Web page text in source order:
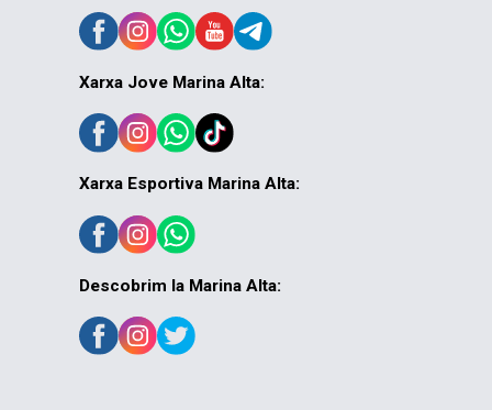
Xarxa Jove Marina Alta:
Xarxa Esportiva Marina Alta:
Descobrim la Marina Alta: